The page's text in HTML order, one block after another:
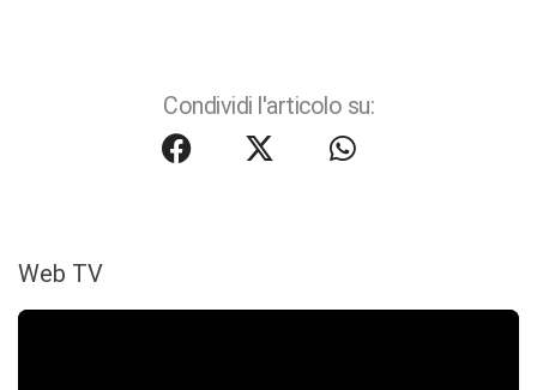
Condividi l'articolo su:
Web TV